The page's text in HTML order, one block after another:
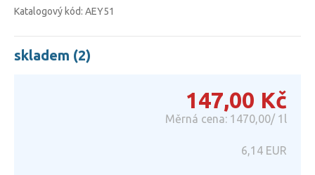
Katalogový kód: AEY51
skladem (2)
147,00 Kč
Měrná cena: 1470,00/ 1l
6,14 EUR